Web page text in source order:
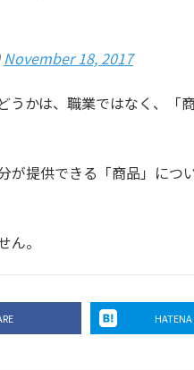
November 18, 2017
うかは、職業ではなく、「
が提供できる「商品」につ
。
HATENA